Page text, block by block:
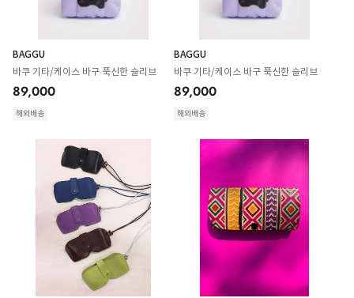
BAGGU
바쿠 기타/케이스 바구 푹신한 슬리브
89,000
해외배송
BAGGU
바쿠 기타/케이스 바구 푹신한 슬리브
89,000
해외배송